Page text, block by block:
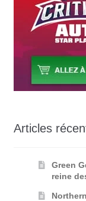
Articles
Green
reine